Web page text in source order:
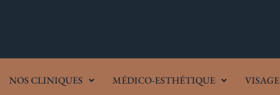
NOS CLINIQUES MÉDICO-ESTHÉTIQUE VISAGE